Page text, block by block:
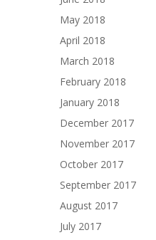
May 2018
April 2018
March 2018
February 2018
January 2018
December 2017
November 2017
October 2017
September 2017
August 2017
July 2017